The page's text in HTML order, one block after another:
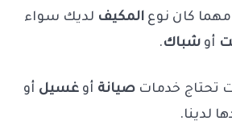
كان نوع المكيف لديك سواء
أو شباك.
تحتاج خدمات صيانة أو غسيل أو
لدينا.